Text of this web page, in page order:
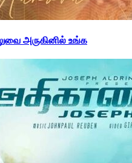
அருகினில் உங்க